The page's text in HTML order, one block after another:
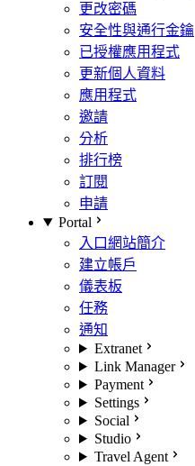
更改密碼
安全性與通行金鑰
已授權應用程式
更新個人資料
應用程式
邀請
分析
排行榜
訂閱
申請
Portal
入口網站簡介
建立帳戶
儀表板
任務
通知
Extranet
Link Manager
Payment
Settings
Social
Studio
Travel Agent